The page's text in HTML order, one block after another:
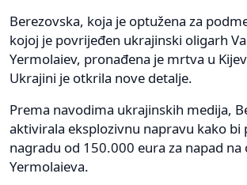
Berezovska, koja je optužena za
kojoj je povrijeđen ukrajinski oligarh
Yermolaiev, pronađena je mrtva u
Ukrajini je otkrila nove detalje.
Prema navodima ukrajinskih medija,
aktivirala eksplozivnu napravu kako bi
nagradu od 150.000 eura za napad na
Yermolaieva.